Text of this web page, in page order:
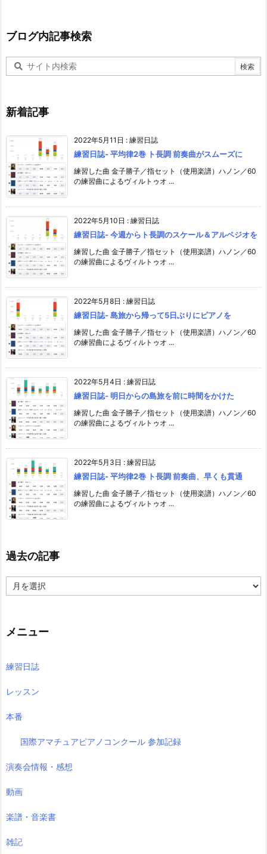
ブログ内記事検索
新着記事
2022年5月11日 : 練習日誌
練習日誌- 平均律2巻 ト長調 前奏曲がスムーズに
練習した曲 金子勝子／指セット（使用楽譜）ハノン／60
の練習曲によるヴィルトゥオ ...
2022年5月10日 : 練習日誌
練習日誌- 今週からト長調のスケール＆アルペジオを
練習した曲 金子勝子／指セット（使用楽譜）ハノン／60
の練習曲によるヴィルトゥオ ...
2022年5月8日 : 練習日誌
練習日誌- 島旅から帰って5日ぶりにピアノを
練習した曲 金子勝子／指セット（使用楽譜）ハノン／60
の練習曲によるヴィルトゥオ ...
2022年5月4日 : 練習日誌
練習日誌- 明日からの島旅を前に時間をかけた
練習した曲 金子勝子／指セット（使用楽譜）ハノン／60
の練習曲によるヴィルトゥオ ...
2022年5月3日 : 練習日誌
練習日誌- 平均律2巻 ト長調 前奏曲、早くも貫通
練習した曲 金子勝子／指セット（使用楽譜）ハノン／60
の練習曲によるヴィルトゥオ ...
過去の記事
去
事
メニュー
練習日誌
レッスン
本番
国際アマチュアピアノコンクール 参加記録
演奏会情報・感想
動画
楽譜・音楽書
雑記